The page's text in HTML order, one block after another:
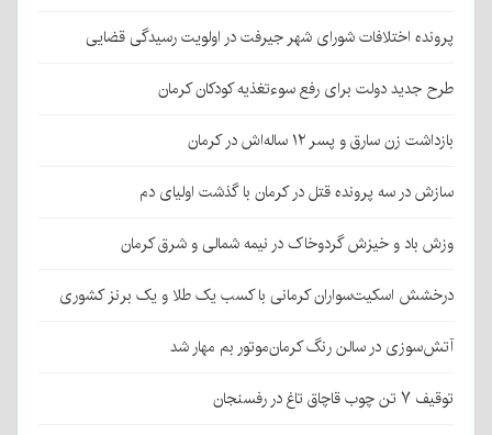
پرونده اختلافات شورای شهر جیرفت در اولویت رسیدگی قضایی
طرح جدید دولت برای رفع سوءتغذیه کودکان کرمان
بازداشت زن سارق و پسر ۱۲ ساله‌اش در کرمان
سازش در سه پرونده قتل در کرمان با گذشت اولیای دم
وزش باد و خیزش گردوخاک در نیمه شمالی و شرق کرمان
درخشش اسکیت‌سواران کرمانی با کسب یک طلا و یک برنز کشوری
آتش‌سوزی در سالن رنگ کرمان‌موتور بم مهار شد
توقیف ۷ تن چوب قاچاق تاغ در رفسنجان